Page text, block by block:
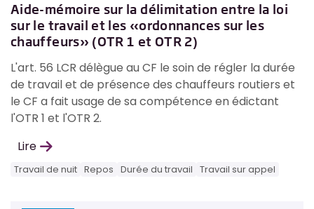
Aide-mémoire sur la délimitation entre la loi
sur le travail et les «ordonnances sur les
chauffeurs» (OTR 1 et OTR 2)
L'art. 56 LCR délègue au CF le soin de régler la durée
de travail et de présence des chauffeurs routiers et
le CF a fait usage de sa compétence en édictant
l'OTR 1 et l'OTR 2.
Lire
Travail de nuit Repos Durée du travail Travail sur appel